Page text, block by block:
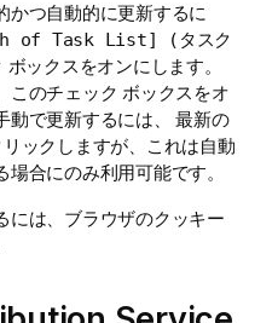
かつ自動的に更新するに
of Task List] (タスク
ボックスをオンにします。
このチェック ボックスをオ
動で更新するには、最新の
リックしますが、これは自動
合にのみ利用可能です。
には、ブラウザのクッキー